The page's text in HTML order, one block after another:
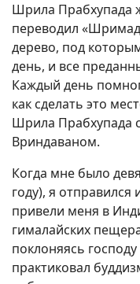
Шрила Прабхупада
переводил
дерево, под
день, и все
Каждый день
как сделать это
Шрила Прабхупада
Вриндаваном.
Когда мне было
году), я отправился
привели меня в
гималайских
поклоняясь
практиковал